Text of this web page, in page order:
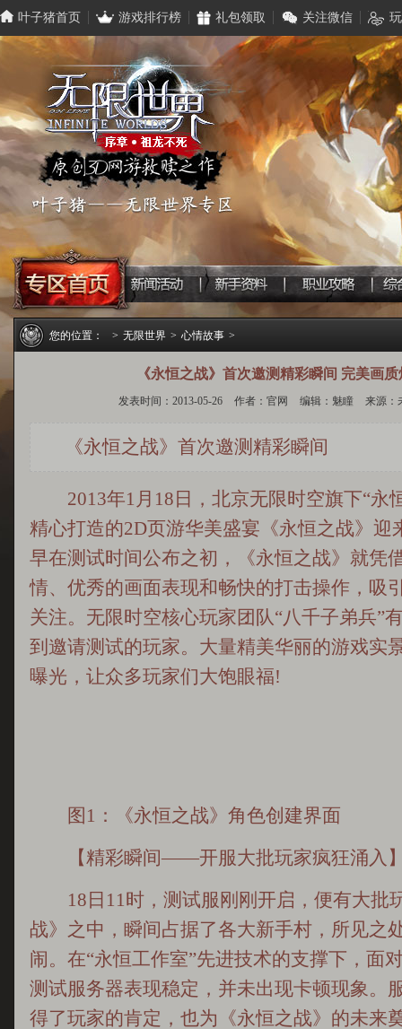
叶子猪首页 游戏排行榜 礼包领取 关注微信
您的位置： > 无限世界 > 心情故事 >
《永恒之战》首次邀测精彩瞬间 完美画
发表时间：2013-05-26 作者：官网 编辑：魅瞳 来源：
《永恒之战》首次邀测精彩瞬间
2013年1月18日，北京无限时空旗下“永
精心打造的2D页游华美盛宴《永恒之战》迎
早在测试时间公布之初，《永恒之战》就凭
情、优秀的画面表现和畅快的打击操作，吸
关注。无限时空核心玩家团队“八千子弟兵”
到邀请测试的玩家。大量精美华丽的游戏实
曝光，让众多玩家们大饱眼福!
图1：《永恒之战》角色创建界面
【精彩瞬间——开服大批玩家疯狂涌入
18日11时，测试服刚刚开启，便有大批
战》之中，瞬间占据了各大新手村，所见之
闹。在“永恒工作室”先进技术的支撑下，面
测试服务器表现稳定，并未出现卡顿现象。
得了玩家的肯定，也为《永恒之战》的未来